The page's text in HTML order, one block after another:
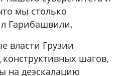
мы столько
Гарибашвили.
власти Грузии
шагов,
на деэскалацию